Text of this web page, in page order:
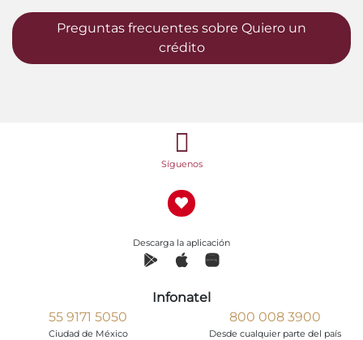
Preguntas frecuentes sobre Quiero un
crédito
Síguenos
Descarga la aplicación
Infonatel
55 9171 5050
Ciudad de México
800 008 3900
Desde cualquier parte del país